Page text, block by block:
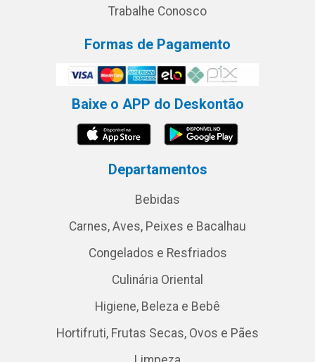
Trabalhe Conosco
Formas de Pagamento
Baixe o APP do Deskontão
Departamentos
Bebidas
Carnes, Aves, Peixes e Bacalhau
Congelados e Resfriados
Culinária Oriental
Higiene, Beleza e Bebê
Hortifruti, Frutas Secas, Ovos e Pães